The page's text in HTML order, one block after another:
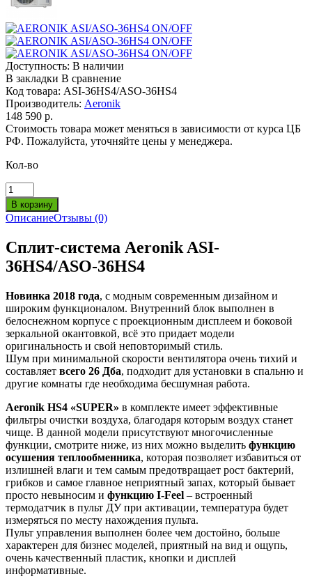
Доступность: В наличии
В закладки В сравнение
Код товара: ASI-36HS4/ASO-36HS4
Производитель: Aeronik
148 590 р.
Стоимость товара может меняться в зависимости от курса ЦБ
РФ. Пожалуйста, уточняйте цены у менеджера.
Кол-во
ОписаниеОтзывы (0)
Сплит-система Aeronik ASI-
36HS4/ASO-36HS4
Новинка 2018 года, с модным современным дизайном и
широким функционалом. Внутренний блок выполнен в
белоснежном корпусе с проекционным дисплеем и боковой
зеркальной окантовкой, всё это придает модели
оригинальность и свой неповторимый стиль.
Шум при минимальной скорости вентилятора очень тихий и
составляет всего 26 Дба, подходит для установки в спальню и
другие комнаты где необходима бесшумная работа.
Aeronik HS4 «SUPER» в комплекте имеет эффективные
фильтры очистки воздуха, благодаря которым воздух станет
чище. В данной модели присутствуют многочисленные
функции, смотрите ниже, из них можно выделить функцию
осушения теплообменника, которая позволяет избавиться от
излишней влаги и тем самым предотвращает рост бактерий,
грибков и самое главное неприятный запах, который бывает
просто невыносим и функцию I-Feel – встроенный
термодатчик в пульт ДУ при активации, температура будет
измеряться по месту нахождения пульта.
Пульт управления выполнен более чем достойно, больше
характерен для бизнес моделей, приятный на вид и ощупь,
очень качественный пластик, кнопки и дисплей
информативные.